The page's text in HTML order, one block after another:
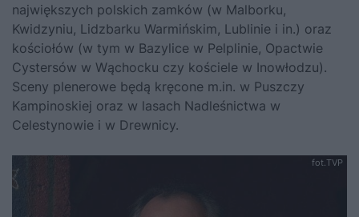
największych polskich zamków (w Malborku,
Kwidzyniu, Lidzbarku Warmińskim, Lublinie i in.) oraz
kościołów (w tym w Bazylice w Pelplinie, Opactwie
Cystersów w Wąchocku czy kościele w Inowłodzu).
Sceny plenerowe będą kręcone m.in. w Puszczy
Kampinoskiej oraz w lasach Nadleśnictwa w
Celestynowie i w Drewnicy.
fot.TVP